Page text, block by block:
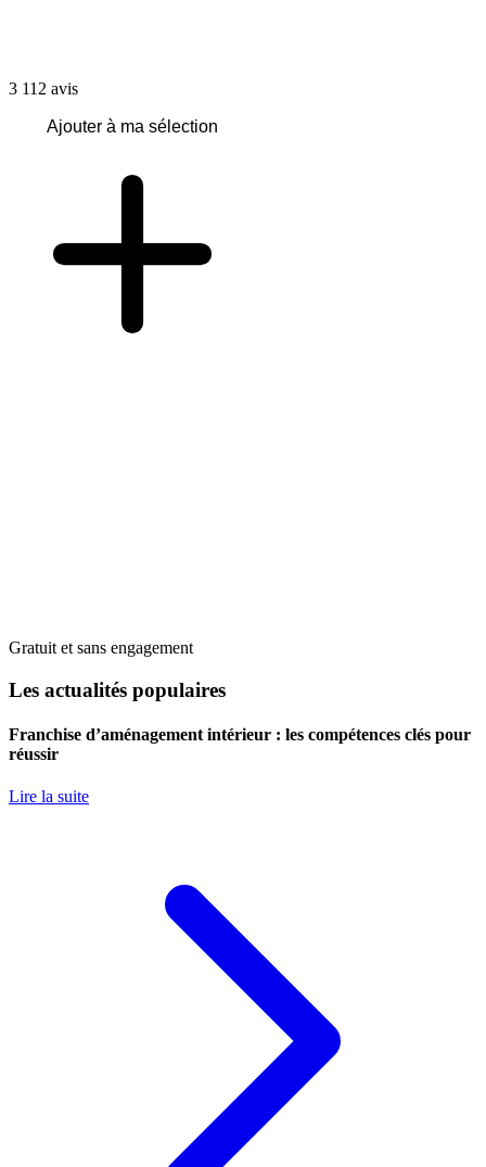
3 112 avis
Ajouter à ma sélection
Gratuit et sans engagement
Les actualités populaires
Franchise d’aménagement intérieur : les compétences clés pour
réussir
Lire la suite